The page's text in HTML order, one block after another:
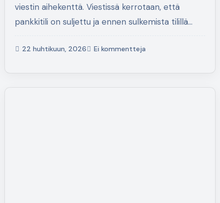
viestin aihekenttä. Viestissä kerrotaan, että
pankkitili on suljettu ja ennen sulkemista tilillä…
22 huhtikuun, 2026 Ei kommentteja